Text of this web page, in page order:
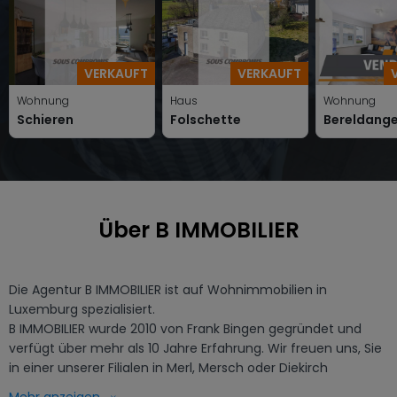
VERKAUFT
Wohnung
Schieren
VERKAUFT
Haus
Folschette
Wohnung
Über B IMMOBILIER
Die Agentur B IMMOBILIER ist auf Wohnimmobilien in
Luxemburg spezialisiert.
B IMMOBILIER wurde 2010 von Frank Bingen gegründet und
verfügt über mehr als 10 Jahre Erfahrung. Wir freuen uns, Sie
in einer unserer Filialen in Merl, Mersch oder Diekirch
begrüßen zu dürfen.